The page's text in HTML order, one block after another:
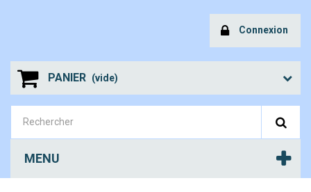
Connexion
PANIER (vide)
MENU